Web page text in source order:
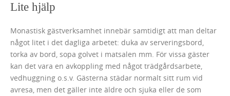
Lite hjälp
Monastisk gästverksamhet innebär samtidigt att man deltar
något litet i det dagliga arbetet: duka av serveringsbord,
torka av bord, sopa golvet i matsalen mm. För vissa gäster
kan det vara en avkoppling med något trädgårdsarbete,
vedhuggning o.s.v. Gästerna städar normalt sitt rum vid
avresa, men det gäller inte äldre och sjuka eller de som